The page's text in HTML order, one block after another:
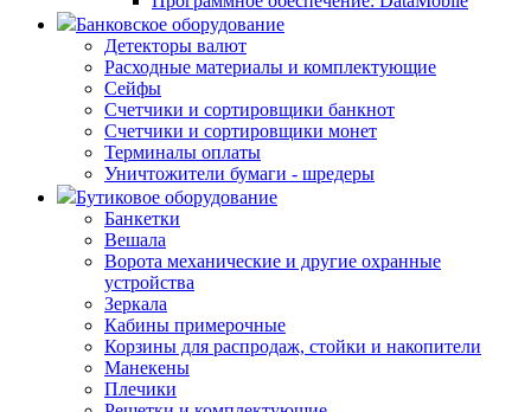
Банковское оборудование
Детекторы валют
Расходные материалы и комплектующие
Сейфы
Счетчики и сортировщики банкнот
Счетчики и сортировщики монет
Терминалы оплаты
Уничтожители бумаги - шредеры
Бутиковое оборудование
Банкетки
Вешала
Ворота механические и другие охранные
устройства
Зеркала
Кабины примерочные
Корзины для распродаж, стойки и накопители
Манекены
Плечики